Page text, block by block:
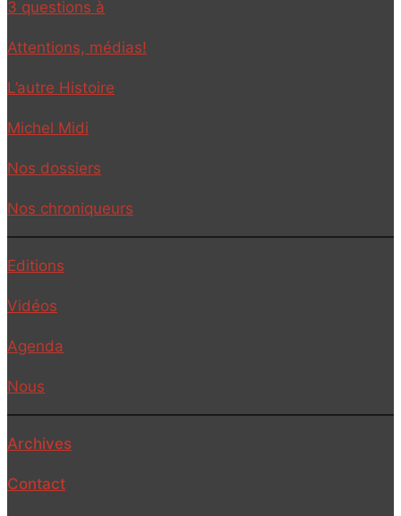
3 questions à
Attentions, médias!
L’autre Histoire
Michel Midi
Nos dossiers
Nos chroniqueurs
Editions
Vidéos
Agenda
Nous
Archives
Contact